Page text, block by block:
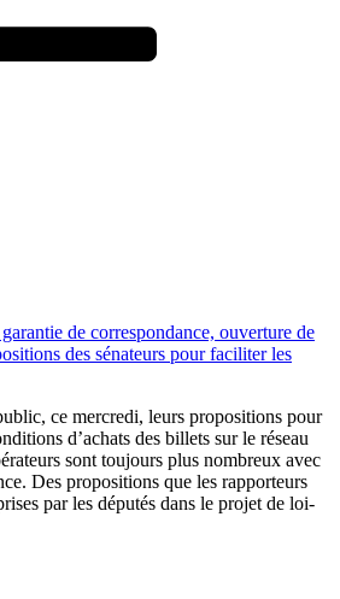
de correspondance, ouverture de
des sénateurs pour faciliter les
ce mercredi, leurs propositions pour
d’achats des billets sur le réseau
sont toujours plus nombreux avec
Des propositions que les rapporteurs
par les députés dans le projet de loi-